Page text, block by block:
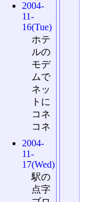
2004-
11-
16(Tue)
ホテ
ルの
モデ
ムで
ネッ
トに
コネ
コネ
2004-
11-
17(Wed)
駅の
点字